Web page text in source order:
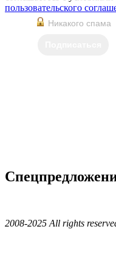
пользовательского
Никакого спама
2008-2025 All rights